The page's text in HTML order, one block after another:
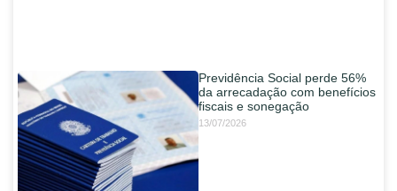
Previdência Social perde 56%
da arrecadação com benefícios
fiscais e sonegação
13/07/2026